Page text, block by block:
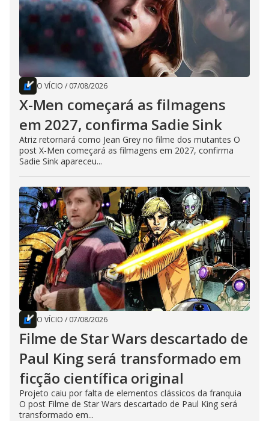
O VÍCIO / 07/08/2026
X-Men começará as filmagens
em 2027, confirma Sadie Sink
Atriz retornará como Jean Grey no filme dos mutantes O
post X-Men começará as filmagens em 2027, confirma
Sadie Sink apareceu...
O VÍCIO / 07/08/2026
Filme de Star Wars descartado de
Paul King será transformado em
ficção científica original
Projeto caiu por falta de elementos clássicos da franquia
O post Filme de Star Wars descartado de Paul King será
transformado em...